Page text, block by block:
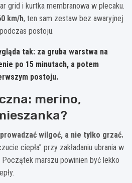
grid i kurtka membranowa w plecaku.
km/h, ten sam zestaw bez awaryjnej
postoju.
tak: za gruba warstwa na
po 15 minutach, a potem
postoju.
merino,
wilgoć, a nie tylko grzać.
ciepła” przy zakładaniu ubrania w
Początek marszu powinien być lekko